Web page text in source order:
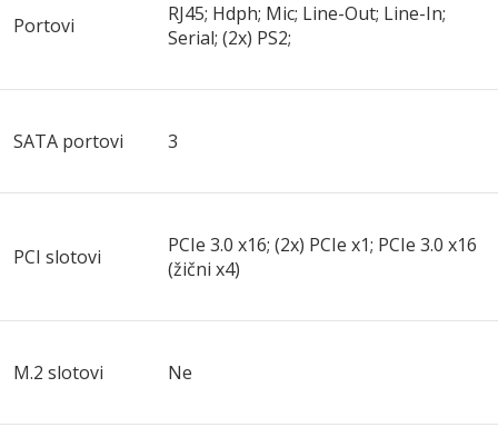
Portovi
RJ45; Hdph; Mic; Line-Out; Line-In;
Serial; (2x) PS2;
SATA portovi 3
PCI slotovi
PCIe 3.0 x16; (2x) PCIe x1; PCIe 3.0 x16
(žični x4)
M.2 slotovi Ne